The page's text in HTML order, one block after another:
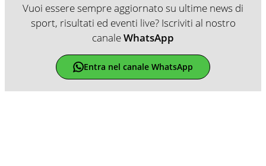
Vuoi essere sempre aggiornato su ultime news di
sport, risultati ed eventi live? Iscriviti al nostro
canaleWhatsApp
Entra nel canale WhatsApp